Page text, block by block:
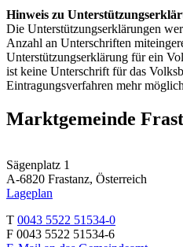
Hinweis zu
Die Unterstützungserklärungen
Anzahl an Unterschriften
Unterstützungserklärung für ein
ist keine Unterschrift für das
Eintragungsverfahren mehr
Marktgemeinde
Sägenplatz 1
A-6820 Frastanz, Österreich
Lageplan
T 0043 5522 51534-0
F 0043 5522 51534-6